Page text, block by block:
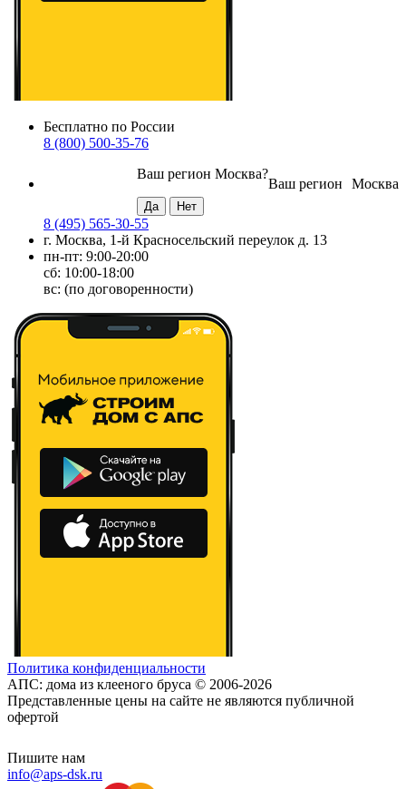
Бесплатно по России
8 (800) 500-35-76
Москва
Ваш регион
Ваш регион Москва?
8 (495) 565-30-55
г. Москва, 1-й Красносельский переулок д. 13
пн-пт: 9:00-20:00
сб: 10:00-18:00
вс: (по договоренности)
Политика конфиденциальности
АПС: дома из клееного бруса © 2006-2026
Представленные цены на сайте не являются публичной
офертой
Пишите нам
info@aps-dsk.ru